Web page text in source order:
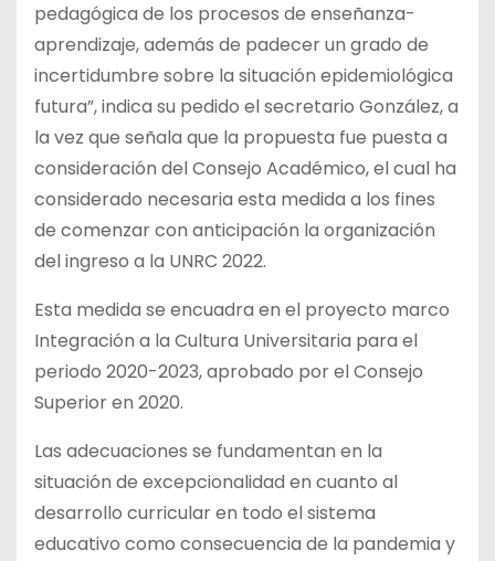
pedagógica de los procesos de enseñanza-
aprendizaje, además de padecer un grado de
incertidumbre sobre la situación epidemiológica
futura”, indica su pedido el secretario González, a
la vez que señala que la propuesta fue puesta a
consideración del Consejo Académico, el cual ha
considerado necesaria esta medida a los fines
de comenzar con anticipación la organización
del ingreso a la UNRC 2022.
Esta medida se encuadra en el proyecto marco
Integración a la Cultura Universitaria para el
periodo 2020-2023, aprobado por el Consejo
Superior en 2020.
Las adecuaciones se fundamentan en la
situación de excepcionalidad en cuanto al
desarrollo curricular en todo el sistema
educativo como consecuencia de la pandemia y